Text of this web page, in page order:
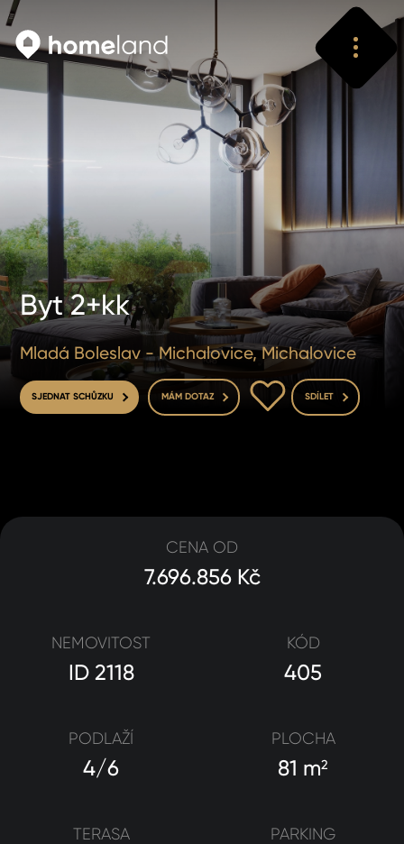
Byt 2+kk
Mladá Boleslav - Michalovice, Michalovice
SJEDNAT SCHŮZKU MÁM DOTAZ
DO OBLÍBENÝCH
SDÍLET
NEMOVITOST
ID 2118
KÓD
405
PODLAŽÍ
4/6
PLOCHA
81 m2
TERASA PARKING
CENA OD
7.696.856 Kč
Vyhledat